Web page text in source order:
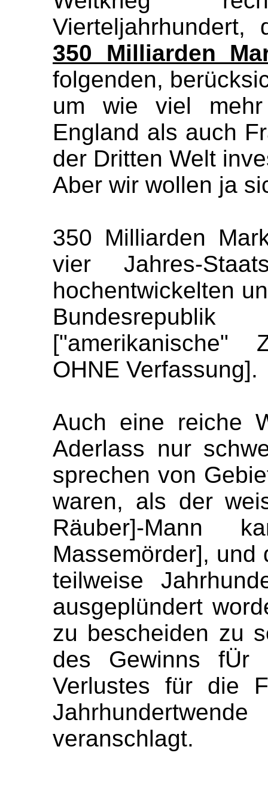
350 Milliarden
folgenden,
um wie viel
England als auch
der Dritten Welt
Aber wir wollen ja
350 Milliarden
vier Jahres-
hochentwickelten
["amerikanische"
OHNE Verfassung].
Auch eine reiche
Aderlass nur
sprechen von
waren, als der
Räuber]-Mann
Massemörder],
teilweise
ausgeplündert
zu bescheiden zu
des Gewinns fÜr
Verlustes für die
veranschlagt.